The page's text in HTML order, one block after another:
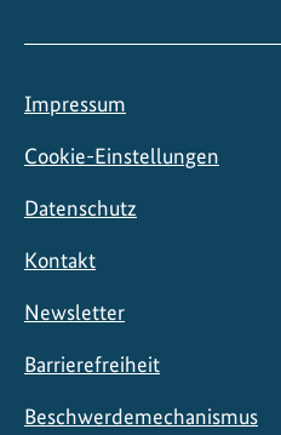
Impressum
Cookie-Einstellungen
Datenschutz
Kontakt
Newsletter
Barrierefreiheit
Beschwerdemechanismus